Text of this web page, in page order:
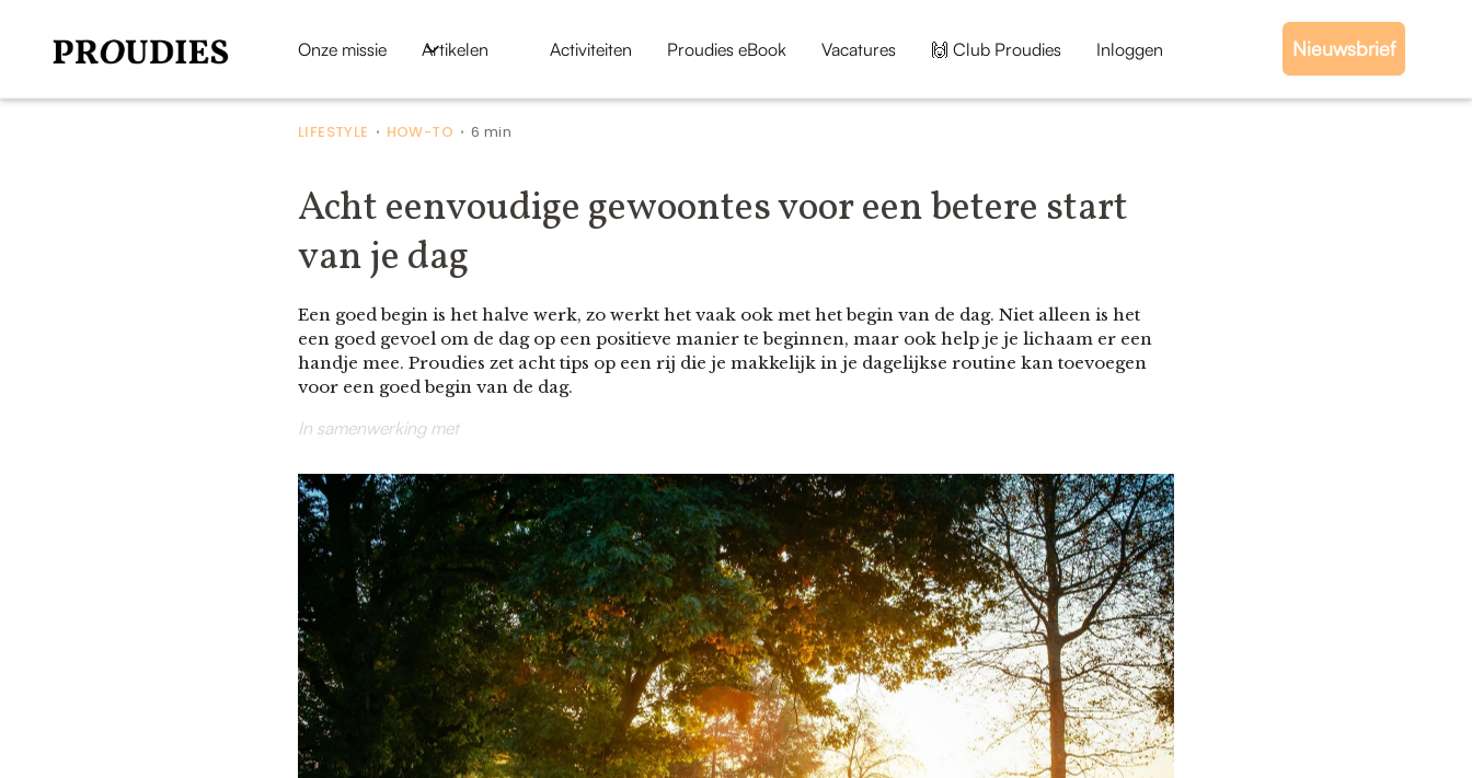
Onze missie Artikelen Activiteiten Proudies eBook Vacatures 🙌 Club Proudies Inloggen Nieuwsbrief
LIFESTYLE • HOW-TO •6 min
Acht eenvoudige gewoontes voor een betere start
van je dag
Een goed begin is het halve werk, zo werkt het vaak ook met het begin van de dag. Niet alleen is het
een goed gevoel om de dag op een positieve manier te beginnen, maar ook help je je lichaam er een
handje mee. Proudies zet acht tips op een rij die je makkelijk in je dagelijkse routine kan toevoegen
voor een goed begin van de dag.
In samenwerking met